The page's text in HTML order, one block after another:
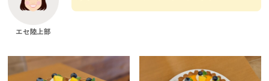
エセ陸上部